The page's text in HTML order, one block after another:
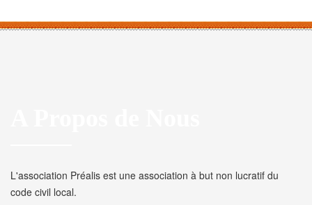
L'association Préalis est une association à but non lucratif du
code civil local.